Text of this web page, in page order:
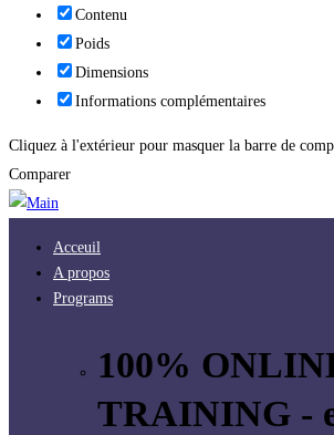
Contenu
Poids
Dimensions
Informations complémentaires
Cliquez à l'extérieur pour masquer la barre de
Comparer
Acceuil
A propos
Programs
100%
TRAINING -